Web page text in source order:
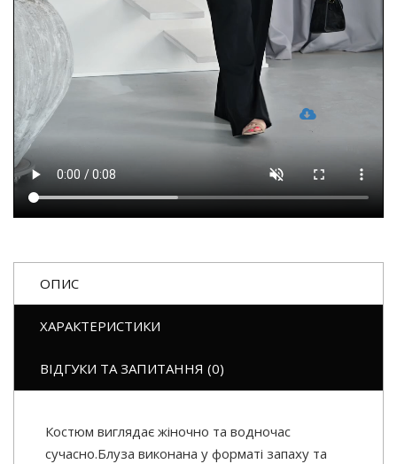
ОПИС
ХАРАКТЕРИСТИКИ
ВІДГУКИ ТА ЗАПИТАННЯ (0)
Костюм виглядає жіночно та водночас
сучасно.Блуза виконана у форматі запаху та